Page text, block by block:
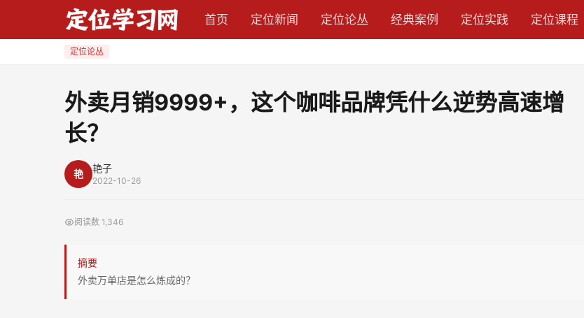
首页 定位新闻 定位论丛 经典案例 定位实践 定位课程
定位论丛
外卖月销9999+，这个咖啡品牌凭什么逆势高速增
长？
艳 艳子
2022-10-26
阅读数 1,346
摘要
外卖万单店是怎么炼成的？